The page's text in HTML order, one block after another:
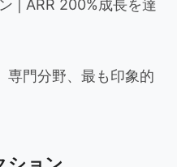
| ARR 200%成長を達
専門分野、最も印象的